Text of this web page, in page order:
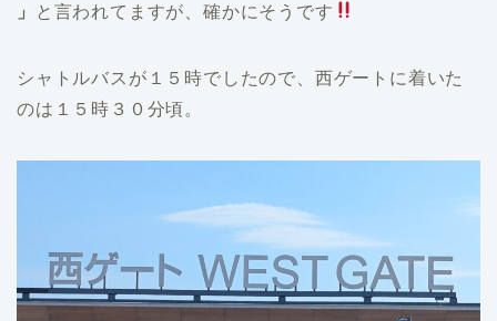
」
と言われてますが、確かにそうです
シャトルバスが１５時でしたので、西ゲートに着いた
のは１５時３０分頃。